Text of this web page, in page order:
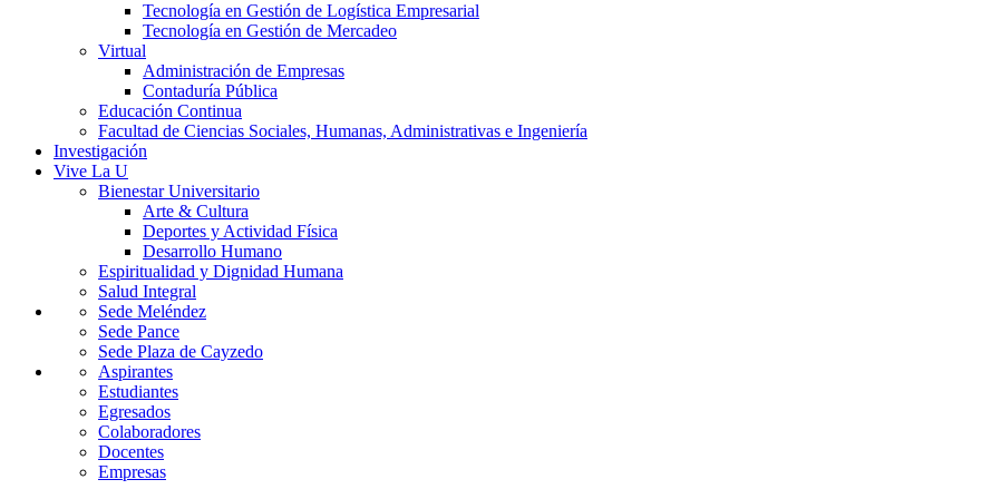
Tecnología en Gestión de Logística Empresarial
Tecnología en Gestión de Mercadeo
Virtual
Administración de Empresas
Contaduría Pública
Educación Continua
Facultad de Ciencias Sociales, Humanas, Administrativas e Ingeniería
Investigación
Vive La U
Bienestar Universitario
Arte & Cultura
Deportes y Actividad Física
Desarrollo Humano
Espiritualidad y Dignidad Humana
Salud Integral
Sede Meléndez
Sede Pance
Sede Plaza de Cayzedo
Aspirantes
Estudiantes
Egresados
Colaboradores
Docentes
Empresas